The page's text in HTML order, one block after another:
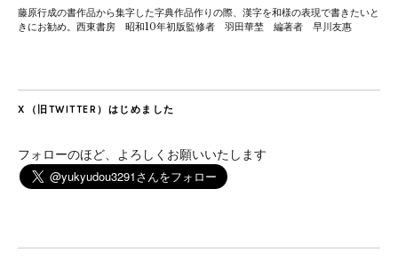
藤原行成の書作品から集字した字典作品作りの際、漢字を和様の表現で書きたいと
きにお勧め。西東書房 昭和10年初版監修者 羽田華埜 編著者 早川友惠
X（旧TWITTER）はじめました
フォローのほど、よろしくお願いいたします